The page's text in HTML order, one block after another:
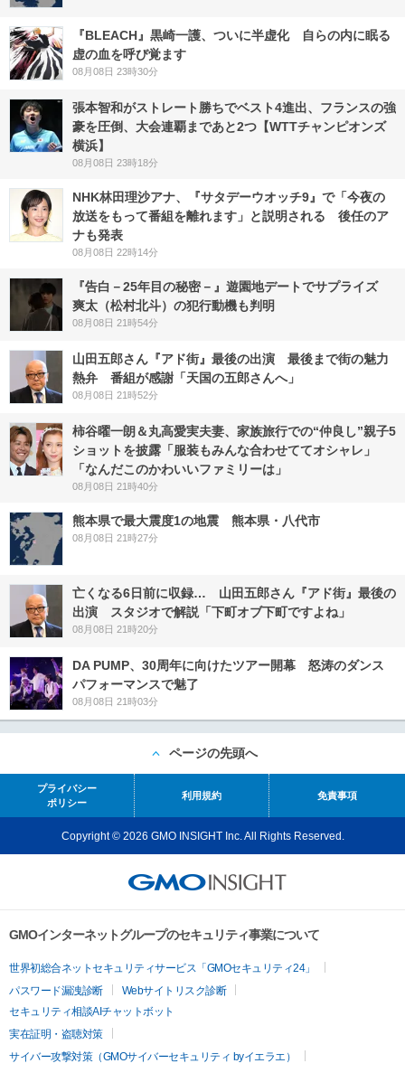
『BLEACH』黒崎一護、ついに半虚化 自らの内に眠る
虚の血を呼び覚ます
08月08日 23時30分
張本智和がストレート勝ちでベスト4進出、フランスの強
豪を圧倒、大会連覇まであと2つ【WTTチャンピオンズ
横浜】
08月08日 23時18分
NHK林田理沙アナ、『サタデーウオッチ9』で「今夜の
放送をもって番組を離れます」と説明される 後任のア
ナも発表
08月08日 22時14分
『告白－25年目の秘密－』遊園地デートでサプライズ
爽太（松村北斗）の犯行動機も判明
08月08日 21時54分
山田五郎さん『アド街』最後の出演 最後まで街の魅力
熱弁 番組が感謝「天国の五郎さんへ」
08月08日 21時52分
柿谷曜一朗＆丸高愛実夫妻、家族旅行での“仲良し”親子5
ショットを披露「服装もみんな合わせててオシャレ」
「なんだこのかわいいファミリーは」
08月08日 21時40分
熊本県で最大震度1の地震 熊本県・八代市
08月08日 21時27分
亡くなる6日前に収録… 山田五郎さん『アド街』最後の
出演 スタジオで解説「下町オブ下町ですよね」
08月08日 21時20分
DA PUMP、30周年に向けたツアー開幕 怒涛のダンス
パフォーマンスで魅了
08月08日 21時03分
ページの先頭へ
プライバシー
ポリシー
利用規約 免責事項
Copyright © 2026 GMO INSIGHT Inc. All Rights Reserved.
GMOインターネットグループのセキュリティ事業について
世界初総合ネットセキュリティサービス「GMOセキュリティ24」
パスワード漏洩診断
Webサイトリスク診断
セキュリティ相談AIチャットボット
実在証明・盗聴対策
サイバー攻撃対策（GMOサイバーセキュリティ byイエラエ）